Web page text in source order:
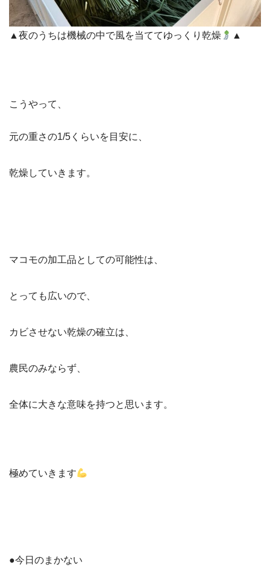
▲夜のうちは機械の中で風を当ててゆっくり乾燥 ▲
こうやって、
元の重さの1/5くらいを目安に、
乾燥していきます。
マコモの加工品としての可能性は、
とっても広いので、
カビさせない乾燥の確立は、
農民のみならず、
全体に大きな意味を持つと思います。
極めていきます
●今日のまかない